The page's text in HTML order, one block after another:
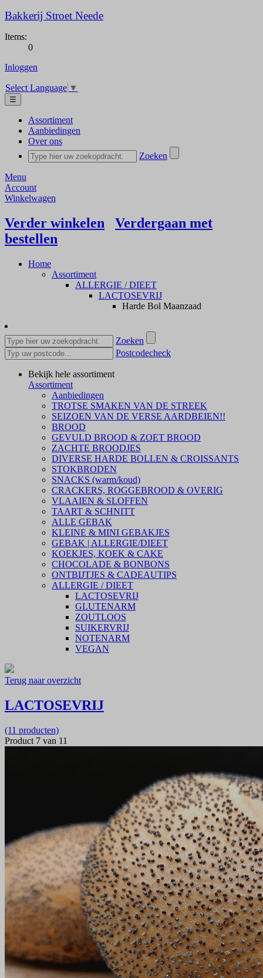
Bakkerij Stroet Neede
Items:
0
Inloggen
Select Language ▼
☰
Assortiment
Aanbiedingen
Over ons
Zoeken
Menu
Account
Winkelwagen
Verder winkelen
Verdergaan met
bestellen
Home
Assortiment
ALLERGIE / DIEET
LACTOSEVRIJ
Harde Bol Maanzaad
Zoeken
Postcodecheck
Bekijk hele assortiment
Assortiment
Aanbiedingen
TROTSE SMAKEN VAN DE STREEK
SEIZOEN VAN DE VERSE AARDBEIEN!!
BROOD
GEVULD BROOD & ZOET BROOD
ZACHTE BROODJES
DIVERSE HARDE BOLLEN & CROISSANTS
STOKBRODEN
SNACKS (warm/koud)
CRACKERS, ROGGEBROOD & OVERIG
VLAAIEN & SLOFFEN
TAART & SCHNITT
ALLE GEBAK
KLEINE & MINI GEBAKJES
GEBAK | ALLERGIE/DIEET
KOEKJES, KOEK & CAKE
CHOCOLADE & BONBONS
ONTBIJTJES & CADEAUTIPS
ALLERGIE / DIEET
LACTOSEVRIJ
GLUTENARM
ZOUTLOOS
SUIKERVRIJ
NOTENARM
VEGAN
Terug naar overzicht
LACTOSEVRIJ
(11 producten)
Product 7 van 11